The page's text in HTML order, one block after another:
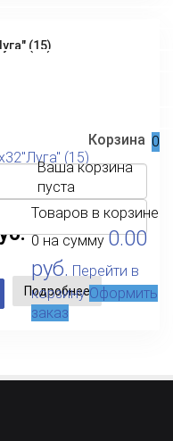
0
Ваша корзина
пуста
Товаров в корзине
0 на сумму 0.00
руб. Перейти в
корзинуОформить
заказ
(15)
Подробнее